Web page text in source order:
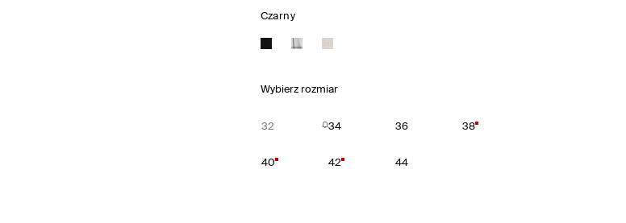
Czarny
Wybierz rozmiar
32 34 36 38
40 42 44